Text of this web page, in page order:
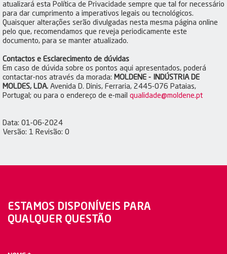
atualizará esta Política de Privacidade sempre que tal for necessário
para dar cumprimento a imperativos legais ou tecnológicos.
Quaisquer alterações serão divulgadas nesta mesma página online
pelo que, recomendamos que reveja periodicamente este
documento, para se manter atualizado.
Contactos e Esclarecimento de dúvidas
Em caso de dúvida sobre os pontos aqui apresentados, poderá
contactar-nos através da morada: MOLDENE - INDÚSTRIA DE
MOLDES, LDA. Avenida D. Dinis, Ferraria, 2445-076 Pataias,
Portugal; ou para o endereço de e-mail qualidade@moldene.pt
Data: 01-06-2024
Versão: 1 Revisão: 0
ESTAMOS DISPONÍVEIS PARA
QUALQUER QUESTÃO